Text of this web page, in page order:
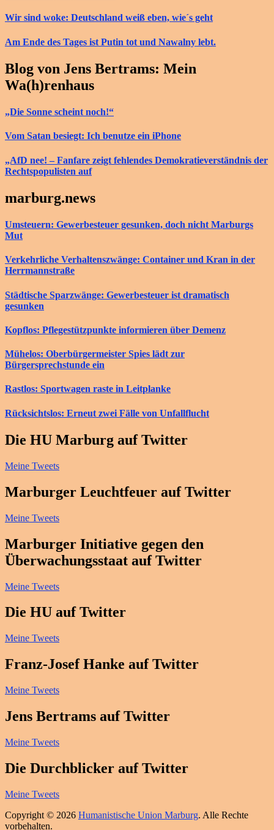
Wir sind woke: Deutschland weiß eben, wie´s geht
Am Ende des Tages ist Putin tot und Nawalny lebt.
Blog von Jens Bertrams: Mein
Wa(h)renhaus
„Die Sonne scheint noch!“
Vom Satan besiegt: Ich benutze ein iPhone
„AfD nee! – Fanfare zeigt fehlendes Demokratieverständnis der
Rechtspopulisten auf
marburg.news
Umsteuern: Gewerbesteuer gesunken, doch nicht Marburgs
Mut
Verkehrliche Verhaltenszwänge: Container und Kran in der
Herrmannstraße
Städtische Sparzwänge: Gewerbesteuer ist dramatisch
gesunken
Kopflos: Pflegestützpunkte informieren über Demenz
Mühelos: Oberbürgermeister Spies lädt zur
Bürgersprechstunde ein
Rastlos: Sportwagen raste in Leitplanke
Rücksichtslos: Erneut zwei Fälle von Unfallflucht
Die HU Marburg auf Twitter
Meine Tweets
Marburger Leuchtfeuer auf Twitter
Meine Tweets
Marburger Initiative gegen den
Überwachungsstaat auf Twitter
Meine Tweets
Die HU auf Twitter
Meine Tweets
Franz-Josef Hanke auf Twitter
Meine Tweets
Jens Bertrams auf Twitter
Meine Tweets
Die Durchblicker auf Twitter
Meine Tweets
Copyright © 2026 Humanistische Union Marburg. Alle Rechte
vorbehalten.